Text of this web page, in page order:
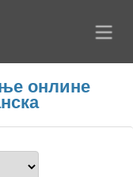
онлине